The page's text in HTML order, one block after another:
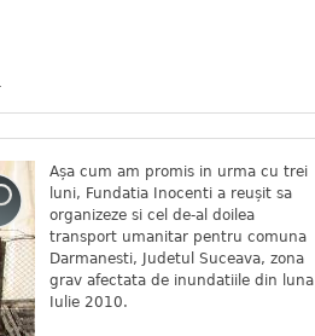
Așa cum am promis in urma cu trei
luni, Fundatia Inocenti a reușit sa
organizeze si cel de-al doilea
transport umanitar pentru comuna
Darmanesti, Judetul Suceava, zona
grav afectata de inundatiile din luna
Iulie 2010.